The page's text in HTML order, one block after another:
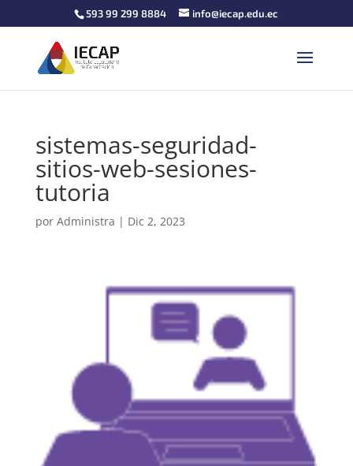
593 99 299 8884 info@iecap.edu.ec
sistemas-seguridad-
sitios-web-sesiones-
tutoria
por Administra | Dic 2, 2023